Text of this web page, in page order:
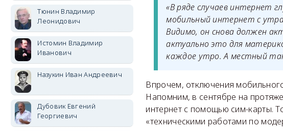
«В ряде случаев интернет
мобильный интернет с
Видимо, он снова должен
актуально это для
каждое утро. А местный
Впрочем, отключения
Напомним, в сентябре на
интернет с помощью сим-карты.
«техническими работами по
Тюнин Владимир
Леонидович
Истомин Владимир
Иванович
Назукин Иван Андреевич
Дубовик Евгений
Георгиевич